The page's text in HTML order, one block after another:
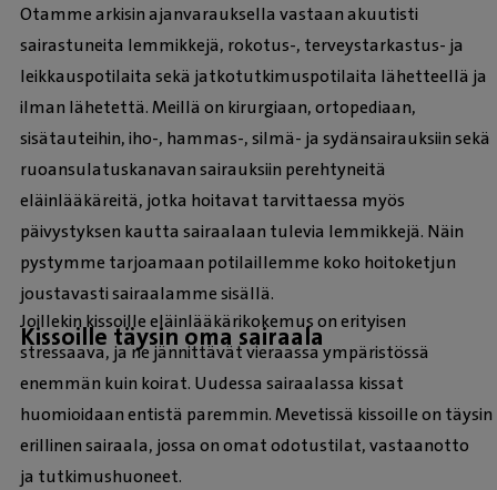
Otamme arkisin ajanvarauksella vastaan akuutisti
sairastuneita lemmikkejä, rokotus-, terveystarkastus- ja
leikkauspotilaita sekä jatkotutkimuspotilaita lähetteellä ja
ilman lähetettä. Meillä on kirurgiaan, ortopediaan,
sisätauteihin, iho-, hammas-, silmä- ja sydänsairauksiin sekä
ruoansulatuskanavan sairauksiin perehtyneitä
eläinlääkäreitä, jotka hoitavat tarvittaessa myös
päivystyksen kautta sairaalaan tulevia lemmikkejä. Näin
pystymme tarjoamaan potilaillemme koko hoitoketjun
joustavasti sairaalamme sisällä.
Kissoille täysin oma sairaala
Joillekin kissoille eläinlääkärikokemus on erityisen
stressaava, ja ne jännittävät vieraassa ympäristössä
enemmän kuin koirat. Uudessa sairaalassa kissat
huomioidaan entistä paremmin. Mevetissä kissoille on täysin
erillinen sairaala, jossa on omat odotustilat, vastaanotto
ja tutkimushuoneet.